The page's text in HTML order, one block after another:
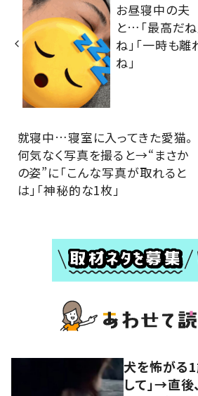
お昼寝中の夫
と…「最高だね
ね」「一時も
ね」
就寝中…寝室に入ってきた愛猫。
何気なく写真を撮ると→“まさか
の姿”に「こんな写真が取れると
は」「神秘的な1枚」
犬を怖がる1
して」→直後